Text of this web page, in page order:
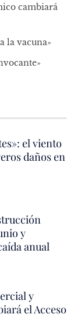
cambiará
la vacuna»
el viento
daños en
y
anual
y
el Acceso